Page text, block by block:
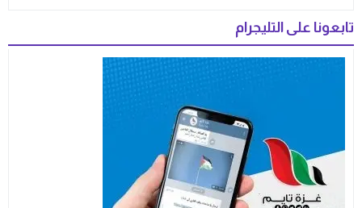
تابعونا على التليجرام